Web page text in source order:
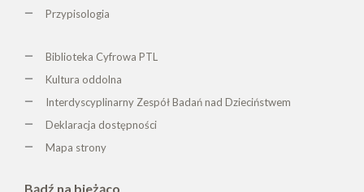
Przypisologia
Biblioteka Cyfrowa PTL
Kultura oddolna
Interdyscyplinarny Zespół Badań nad Dzieciństwem
Deklaracja dostępności
Mapa strony
Bądź na bieżąco